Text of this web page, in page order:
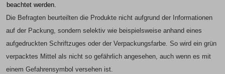
beachtet werden.
Die Befragten beurteilten die Produkte nicht aufgrund der Informationen
auf der Packung, sondern selektiv wie beispielsweise anhand eines
aufgedruckten Schriftzuges oder der Verpackungsfarbe. So wird ein grün
verpacktes Mittel als nicht so gefährlich angesehen, auch wenn es mit
einem Gefahrensymbol versehen ist.